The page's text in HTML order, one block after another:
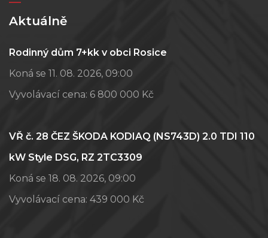
Aktuálně
Rodinný dům 7+kk v obci Rosice
Koná se 11. 08. 2026, 09:00
Vyvolávací cena: 6 800 000 Kč
VŘ č. 28 ČEZ ŠKODA KODIAQ (NS743D) 2.0 TDI 110
kW Style DSG, RZ 2TC3309
Koná se 18. 08. 2026, 09:00
Vyvolávací cena: 439 000 Kč